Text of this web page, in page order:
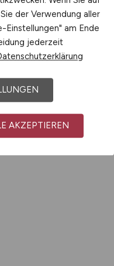
der Verwendung aller
Einstellungen" am Ende
jederzeit
AKZEPTIEREN